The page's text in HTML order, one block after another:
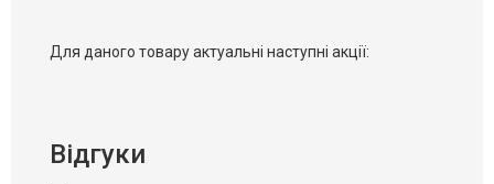
Для даного товару актуальні наступні акції:
Відгуки